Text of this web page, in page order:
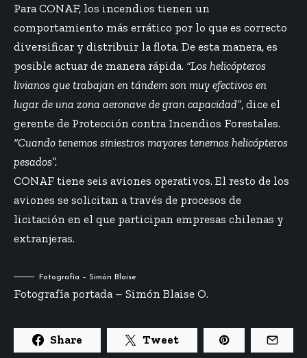
Para CONAF, los incendios tienen un
comportamiento más errático por lo que es correcto
diversificar y distribuir la flota. De esta manera, es
posible actuar de manera rápida. “Los helicópteros
livianos que trabajan en tándem son muy efectivos en
lugar de una zona aeronave de gran capacidad”, dice el
gerente de Protección contra Incendios Forestales.
“Cuando tenemos siniestros mayores tenemos helicópteros
pesados”.
CONAF tiene seis aviones operativos. El resto de los
aviones se solicitan a través de procesos de
licitación en el que participan empresas chilenas y
extranjeras.
Fotografía – Simón Blaise
Fotografía portada – Simón Blaise O.
Share Tweet